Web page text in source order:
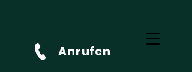
Anrufen